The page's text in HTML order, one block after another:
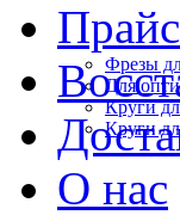
Фрезы
Для
Круги
Круги
О нас